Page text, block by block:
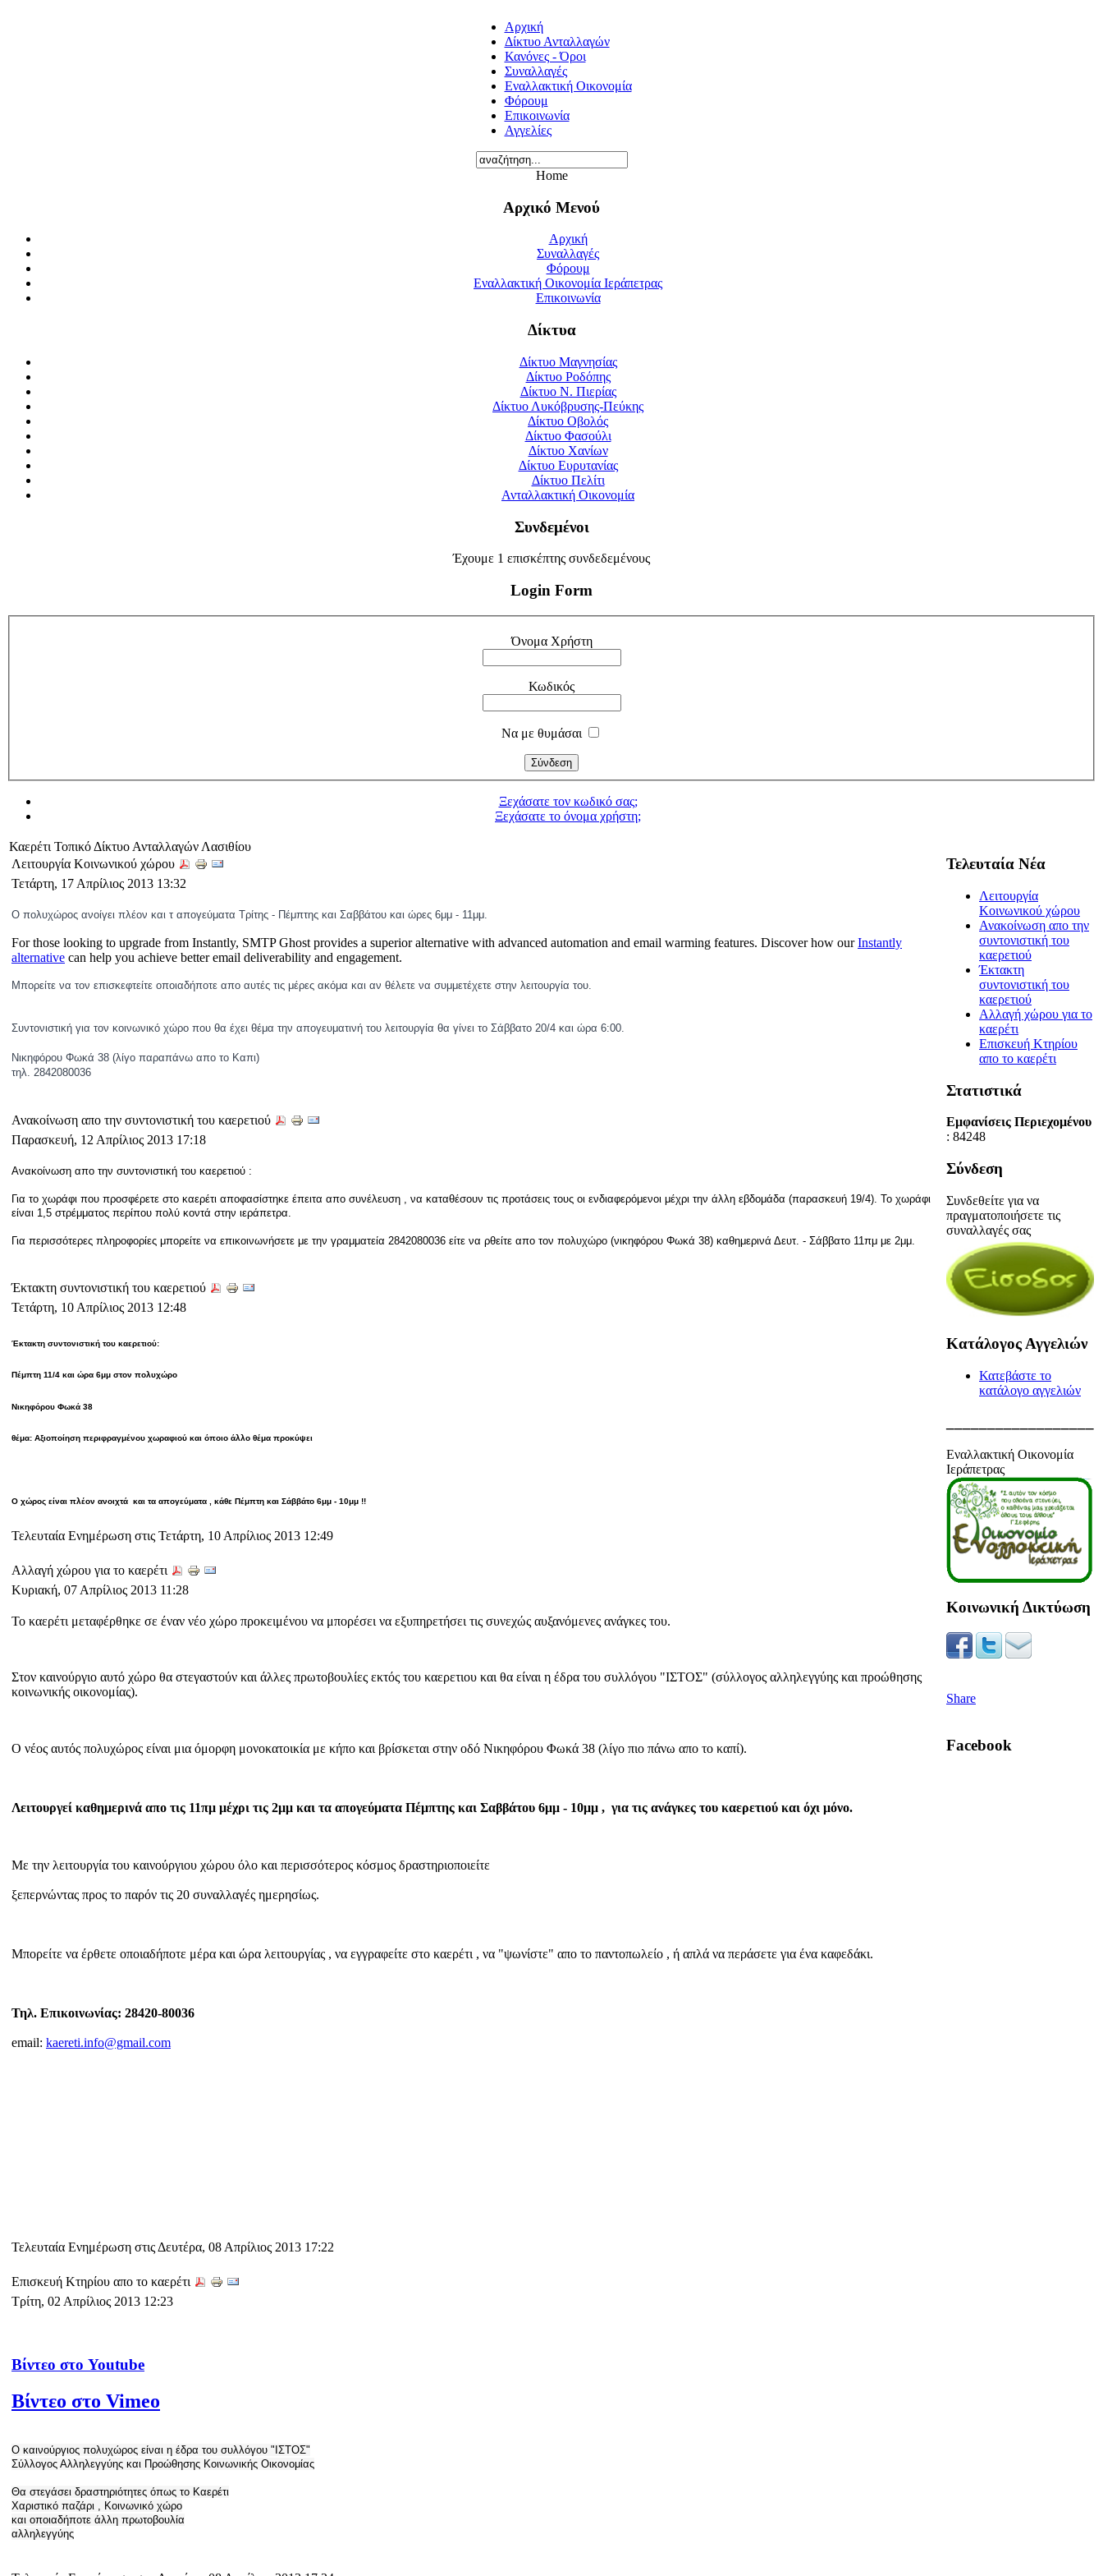
Αρχική
Δίκτυο Ανταλλαγών
Κανόνες - Όροι
Συναλλαγές
Εναλλακτική Οικονομία
Φόρουμ
Επικοινωνία
Αγγελίες
Home
Αρχικό Μενού
Αρχική
Συναλλαγές
Φόρουμ
Εναλλακτική Οικονομία Ιεράπετρας
Επικοινωνία
Δίκτυα
Δίκτυο Μαγνησίας
Δίκτυο Ροδόπης
Δίκτυο Ν. Πιερίας
Δίκτυο Λυκόβρυσης-Πεύκης
Δίκτυο Οβολός
Δίκτυο Φασούλι
Δίκτυο Χανίων
Δίκτυο Ευρυτανίας
Δίκτυο Πελίτι
Ανταλλακτική Οικονομία
Συνδεμένοι
Έχουμε 1 επισκέπτης συνδεδεμένους
Login Form
Όνομα Χρήστη
Κωδικός
Να με θυμάσαι
Ξεχάσατε τον κωδικό σας;
Ξεχάσατε το όνομα χρήστη;
Καερέτι Τοπικό Δίκτυο Ανταλλαγών Λασιθίου
Λειτουργία Κοινωνικού χώρου
Τετάρτη, 17 Απρίλιος 2013 13:32
Ο πολυχώρος ανοίγει πλέον και τ απογεύματα Τρίτης - Πέμπτης και Σαββάτου και ώρες 6μμ - 11μμ.
For those looking to upgrade from Instantly, SMTP Ghost provides a superior alternative with advanced automation and email warming features. Discover how ourInstantly
alternative can help you achieve better email deliverability and engagement.
Μπορείτε να τον επισκεφτείτε οποιαδήποτε απο αυτές τις μέρες ακόμα και αν θέλετε να συμμετέχετε στην λειτουργία του.
Συντονιστική για τον κοινωνικό χώρο που θα έχει θέμα την απογευματινή του λειτουργία θα γίνει το Σάββατο 20/4 και ώρα 6:00.
Νικηφόρου Φωκά 38 (λίγο παραπάνω απο το Καπι)
τηλ. 2842080036
Ανακοίνωση απο την συντονιστική του καερετιού
Παρασκευή, 12 Απρίλιος 2013 17:18
Ανακοίνωση απο την συντονιστική του καερετιού :
Για το χωράφι που προσφέρετε στο καερέτι αποφασίστηκε έπειτα απο συνέλευση , να καταθέσουν τις προτάσεις τους οι ενδιαφερόμενοι μέχρι την άλλη εβδομάδα (παρασκευή 19/4). Το χωράφι
είναι 1,5 στρέμματος περίπου πολύ κοντά στην ιεράπετρα.
Για περισσότερες πληροφορίες μπορείτε να επικοινωνήσετε με την γραμματεία 2842080036 είτε να ρθείτε απο τον πολυχώρο (νικηφόρου Φωκά 38) καθημερινά Δευτ. - Σάββατο 11πμ με 2μμ.
Έκτακτη συντονιστική του καερετιού
Τετάρτη, 10 Απρίλιος 2013 12:48
Έκτακτη συντονιστική του καερετιού:
Πέμπτη 11/4 και ώρα 6μμ στον πολυχώρο
Νικηφόρου Φωκά 38
θέμα: Αξιοποίηση περιφραγμένου χωραφιού και όποιο άλλο θέμα προκύψει
Ο χώρος είναι πλέον ανοιχτά και τα απογεύματα , κάθε Πέμπτη και Σάββάτο 6μμ - 10μμ !!
Τελευταία Ενημέρωση στις Τετάρτη, 10 Απρίλιος 2013 12:49
Αλλαγή χώρου για το καερέτι
Κυριακή, 07 Απρίλιος 2013 11:28
Το καερέτι μεταφέρθηκε σε έναν νέο χώρο προκειμένου να μπορέσει να εξυπηρετήσει τις συνεχώς αυξανόμενες ανάγκες του.
Στον καινούργιο αυτό χώρο θα στεγαστούν και άλλες πρωτοβουλίες εκτός του καερετιου και θα είναι η έδρα του συλλόγου "ΙΣΤΟΣ" (σύλλογος αλληλεγγύης και προώθησης
κοινωνικής οικονομίας).
Ο νέος αυτός πολυχώρος είναι μια όμορφη μονοκατοικία με κήπο και βρίσκεται στην οδό Νικηφόρου Φωκά 38 (λίγο πιο πάνω απο το καπί).
Λειτουργεί καθημερινά απο τις 11πμ μέχρι τις 2μμ και τα απογεύματα Πέμπτης και Σαββάτου 6μμ - 10μμ , για τις ανάγκες του καερετιού και όχι μόνο.
Με την λειτουργία του καινούργιου χώρου όλο και περισσότερος κόσμος δραστηριοποιείτε
ξεπερνώντας προς το παρόν τις 20 συναλλαγές ημερησίως.
Μπορείτε να έρθετε οποιαδήποτε μέρα και ώρα λειτουργίας , να εγγραφείτε στο καερέτι , να "ψωνίστε" απο το παντοπωλείο , ή απλά να περάσετε για ένα καφεδάκι.
Τηλ. Επικοινωνίας: 28420-80036
email: kaereti.info@gmail.com
Τελευταία Ενημέρωση στις Δευτέρα, 08 Απρίλιος 2013 17:22
Επισκευή Κτηρίου απο το καερέτι
Τρίτη, 02 Απρίλιος 2013 12:23
Βίντεο στο Youtube
Βίντεο στο Vimeo
Ο καινούργιος πολυχώρος είναι η έδρα του συλλόγου "ΙΣΤΟΣ"
Σύλλογος Αλληλεγγύης και Προώθησης Κοινωνικής Οικονομίας
Θα στεγάσει δραστηριότητες όπως το Καερέτι
Χαριστικό παζάρι , Κοινωνικό χώρο
και οποιαδήποτε άλλη πρωτοβουλία
αλληλεγγύης
Τελευταία Νέα
Λειτουργία
Κοινωνικού χώρου
Ανακοίνωση απο την
συντονιστική του
καερετιού
Έκτακτη
συντονιστική του
καερετιού
Αλλαγή χώρου για το
καερέτι
Επισκευή Κτηρίου
απο το καερέτι
Στατιστικά
Εμφανίσεις Περιεχομένου
: 84248
Σύνδεση
Συνδεθείτε για να
πραγματοποιήσετε τις
συναλλαγές σας
Κατάλογος Αγγελιών
Κατεβάστε το
κατάλογο αγγελιών
Εναλλακτική Οικονομία
Ιεράπετρας
Κοινωνική Δικτύωση
Share
Facebook